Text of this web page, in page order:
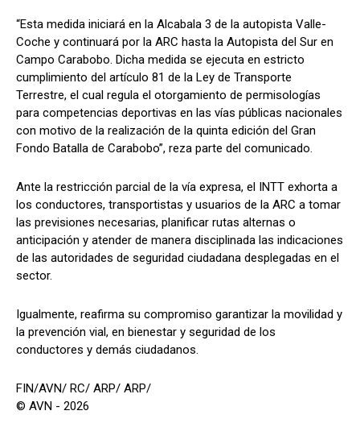
“Esta medida iniciará en la Alcabala 3 de la autopista Valle-
Coche y continuará por la ARC hasta la Autopista del Sur en
Campo Carabobo. Dicha medida se ejecuta en estricto
cumplimiento del artículo 81 de la Ley de Transporte
Terrestre, el cual regula el otorgamiento de permisologías
para competencias deportivas en las vías públicas nacionales
con motivo de la realización de la quinta edición del Gran
Fondo Batalla de Carabobo”, reza parte del comunicado.
Ante la restricción parcial de la vía expresa, el INTT exhorta a
los conductores, transportistas y usuarios de la ARC a tomar
las previsiones necesarias, planificar rutas alternas o
anticipación y atender de manera disciplinada las indicaciones
de las autoridades de seguridad ciudadana desplegadas en el
sector.
Igualmente, reafirma su compromiso garantizar la movilidad y
la prevención vial, en bienestar y seguridad de los
conductores y demás ciudadanos.
FIN/AVN/ RC/ ARP/ ARP/
© AVN - 2026